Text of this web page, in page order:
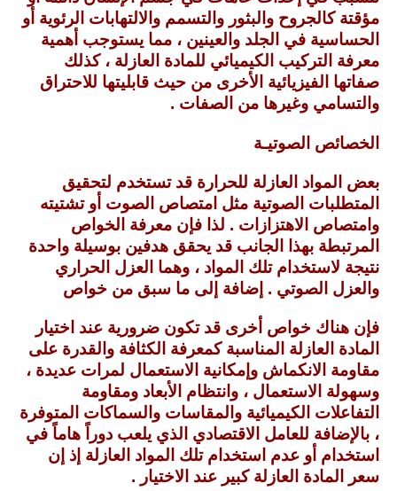
مؤقتة كالجروح والبثور والتسمم والالتهابات الرئوية أو
الحساسية في الجلد والعينين ، مما يستوجب أهمية
معرفة التركيب الكيميائي للمادة العازلة ، كذلك
صفاتها الفيزيائية الأخرى من حيث قابليتها للاحتراق
والتسامي وغيرها من الصفات .
الخصائص الصوتيـة
بعض المواد العازلة للحرارة قد تستخدم لتحقيق
المتطلبات الصوتية مثل امتصاص الصوت أو تشتيته
وامتصاص الاهتزازات . لذا فإن معرفة الخواص
المرتبطة بهذا الجانب قد يحقق هدفين بوسيلة واحدة
نتيجة لاستخدام تلك المواد ، وهما العزل الحراري
والعزل الصوتي . إضافة إلى ما سبق من خواص
فإن هناك خواص أخرى قد تكون ضرورية عند اختيار
المادة العازلة المناسبة كمعرفة الكثافة والقدرة على
مقاومة الانكماش وإمكانية الاستعمال لمرات عديدة ،
وسهولة الاستعمال ، وانتظام الأبعاد ومقاومة
التفاعلات الكيميائية والمقاسات والسماكات المتوفرة
، بالإضافة للعامل الاقتصادي الذي يلعب دوراً هاماً في
استخدام أو عدم استخدام تلك المواد العازلة إذ إن
سعر المادة العازلة كبير عند الاختيار .